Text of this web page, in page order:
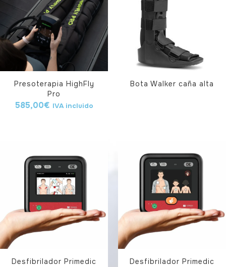
Presoterapia HighFly
Pro
585,00€ IVA incluido
Bota Walker caña alta
Desfibrilador Primedic Desfibrilador Primedic